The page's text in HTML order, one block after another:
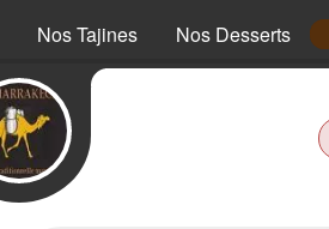
Nos Tajines Nos Desserts